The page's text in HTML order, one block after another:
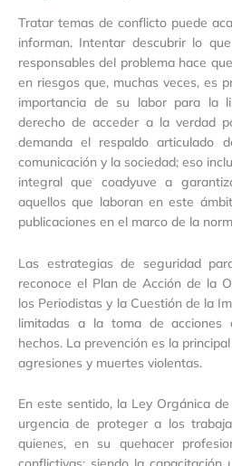
Tratar temas de conflicto puede
informan. Intentar descubrir lo
responsables del problema hace
en riesgos que, muchas veces, es
importancia de su labor para la
derecho de acceder a la verdad
demanda el respaldo articulado
comunicación y la sociedad; eso
integral que coadyuve a
aquellos que laboran en este
publicaciones en el marco de la
Las estrategias de seguridad
reconoce el Plan de Acción de la
los Periodistas y la Cuestión de la
limitadas a la toma de acciones
hechos. La prevención es la
agresiones y muertes violentas.
En este sentido, la Ley Orgánica
urgencia de proteger a los
quienes, en su quehacer